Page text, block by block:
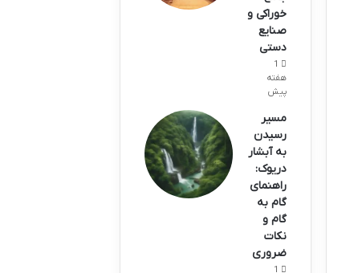
خوراکی و
صنایع
دستی
1
هفته
پیش
مسیر
رسیدن
به آبشار
دریوک:
راهنمای
گام به
گام و
نکات
ضروری
1